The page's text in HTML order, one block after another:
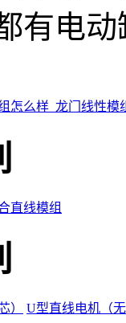
有电
怎么样_龙门线性模
直线模组
） U型直线电机（